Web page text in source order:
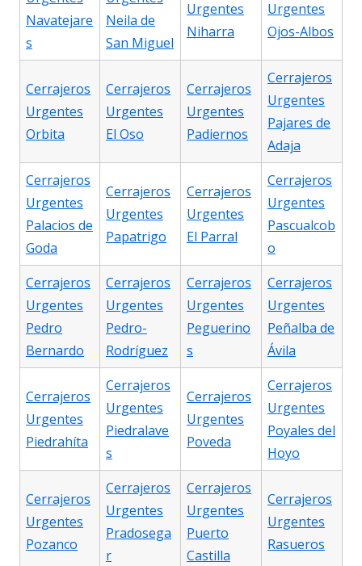
Navatejare
s
Neila de
San Miguel
Urgentes
Niharra
Urgentes
Ojos-Albos
Cerrajeros
Urgentes
Orbita
Cerrajeros
Urgentes
El Oso
Cerrajeros
Urgentes
Padiernos
Cerrajeros
Urgentes
Pajares de
Adaja
Cerrajeros
Urgentes
Palacios de
Goda
Cerrajeros
Urgentes
Papatrigo
Cerrajeros
Urgentes
El Parral
Cerrajeros
Urgentes
Pascualcob
o
Cerrajeros
Urgentes
Pedro
Bernardo
Cerrajeros
Urgentes
Pedro-
Rodríguez
Cerrajeros
Urgentes
Peguerino
s
Cerrajeros
Urgentes
Peñalba de
Ávila
Cerrajeros
Urgentes
Piedrahíta
Cerrajeros
Urgentes
Piedralave
s
Cerrajeros
Urgentes
Poveda
Cerrajeros
Urgentes
Poyales del
Hoyo
Cerrajeros
Urgentes
Pozanco
Cerrajeros
Urgentes
Pradosega
r
Cerrajeros
Urgentes
Puerto
Castilla
Cerrajeros
Urgentes
Rasueros